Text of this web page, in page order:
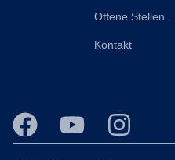
Offene Stellen
Kontakt